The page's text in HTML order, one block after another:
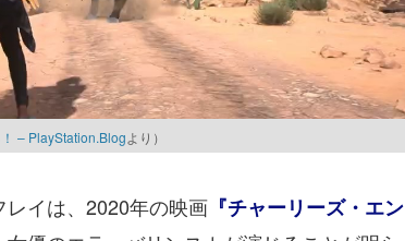
– PlayStation.Blogより）
イは、2020年の映画 『チャーリーズ・エン